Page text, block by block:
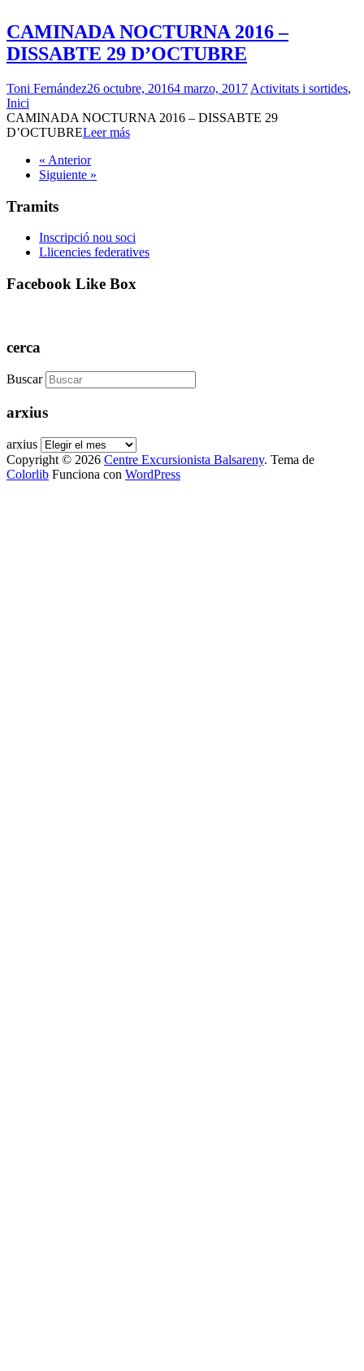
CAMINADA NOCTURNA 2016 –
DISSABTE 29 D’OCTUBRE
Toni Fernández26 octubre, 20164 marzo, 2017 Activitats i sortides,
Inici
CAMINADA NOCTURNA 2016 – DISSABTE 29
D’OCTUBRELeer más
« Anterior
Siguiente »
Tramits
Inscripció nou soci
Llicencies federatives
Facebook Like Box
cerca
Buscar
arxius
arxius
Copyright © 2026 Centre Excursionista Balsareny. Tema de
Colorlib Funciona con WordPress